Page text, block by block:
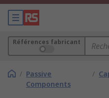
Références fabricant
/ Passive
Components
/